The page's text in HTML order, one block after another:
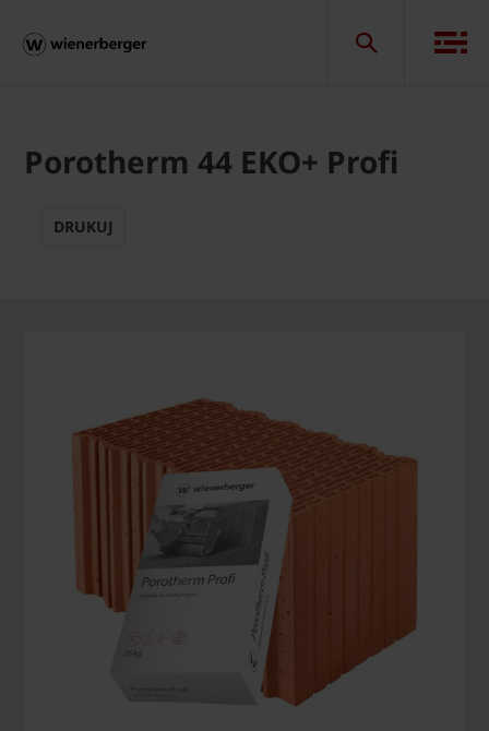
Porotherm 44 EKO+ Profi
DRUKUJ